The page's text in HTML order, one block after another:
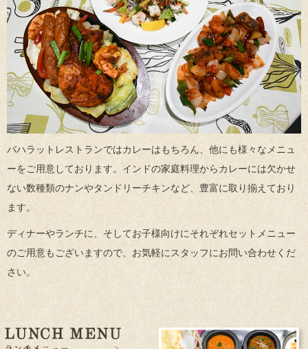
バハラットレストランではカレーはもちろん、他にも様々なメニュ
ーをご用意しております。インドの家庭料理からカレーには欠かせ
ない数種類のナンやタンドリーチキンなど、豊富に取り揃えており
ます。
ディナーやランチに、そしてお子様向けにそれぞれセットメニュー
のご用意もございますので、お気軽にスタッフにお問い合わせくだ
さい。